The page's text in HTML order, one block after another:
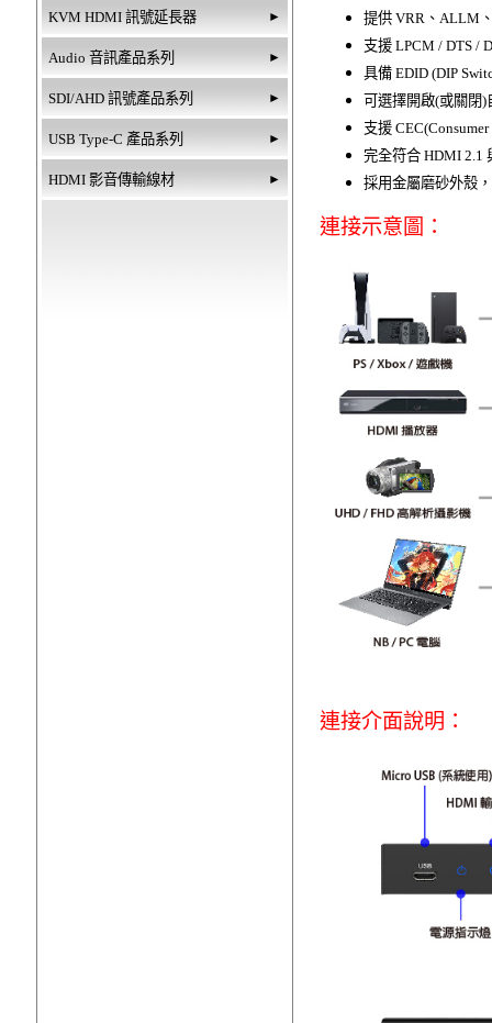
KVM HDMI 訊號延長器 ►
Audio 音訊產品系列 ►
SDI/AHD 訊號產品系列 ►
USB Type-C 產品系列 ►
HDMI 影音傳輸線材 ►
提供 VRR、ALLM
支援 LPCM / DTS /
具備 EDID (DIP
可選擇開啟(或關閉
支援
完全符合 HDMI 2.1
採用金屬磨砂外殼
連接示意圖：
連接介面說明：